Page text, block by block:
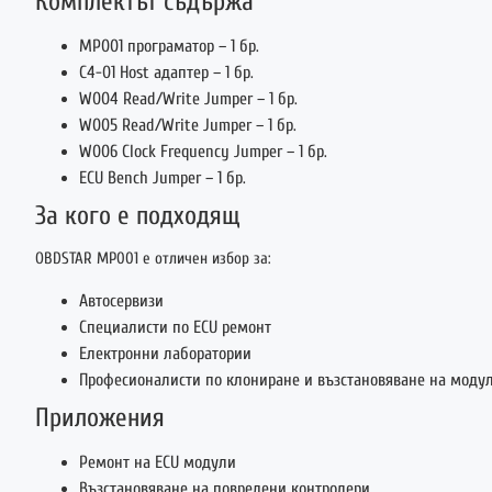
MP001 програматор – 1 бр.
C4-01 Host адаптер – 1 бр.
W004 Read/Write Jumper – 1 бр.
W005 Read/Write Jumper – 1 бр.
W006 Clock Frequency Jumper – 1 бр.
ECU Bench Jumper – 1 бр.
За кого е подходящ
OBDSTAR MP001 е отличен избор за:
Автосервизи
Специалисти по ECU ремонт
Електронни лаборатории
Професионалисти по клониране и възстановяване на
Приложения
Ремонт на ECU модули